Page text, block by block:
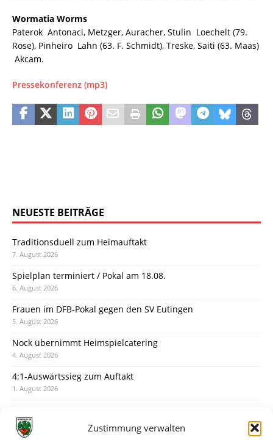
Zustimmung verwalten
Wormatia Worms
Paterok  Antonaci, Metzger, Auracher, Stulin  Loechelt (79.
Rose), Pinheiro  Lahn (63. F. Schmidt), Treske, Saiti (63. Maas)
 Akcam.
Pressekonferenz (mp3)
NEUESTE BEITRÄGE
Traditionsduell zum Heimauftakt
7. August 2026
Spielplan terminiert / Pokal am 18.08.
6. August 2026
Frauen im DFB-Pokal gegen den SV Eutingen
5. August 2026
Nock übernimmt Heimspielcatering
4. August 2026
4:1-Auswärtssieg zum Auftakt
1. August 2026
31. Juli 2026